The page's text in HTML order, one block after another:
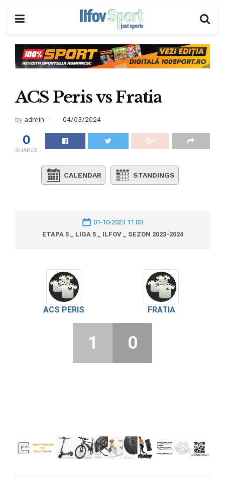
ACS Peris vs Fratia
by admin 04/03/2024
0
SHARES
CALENDAR STANDINGS
01-10-2023 11:00
ETAPA 5 _ LIGA 5 _ ILFOV _ SEZON 2023-2024
ACS PERIS FRATIA
1 0